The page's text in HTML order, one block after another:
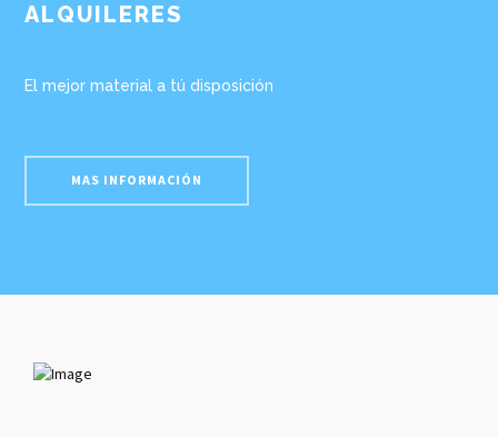
ALQUILERES
El mejor material a tú disposición
MAS INFORMACIÓN